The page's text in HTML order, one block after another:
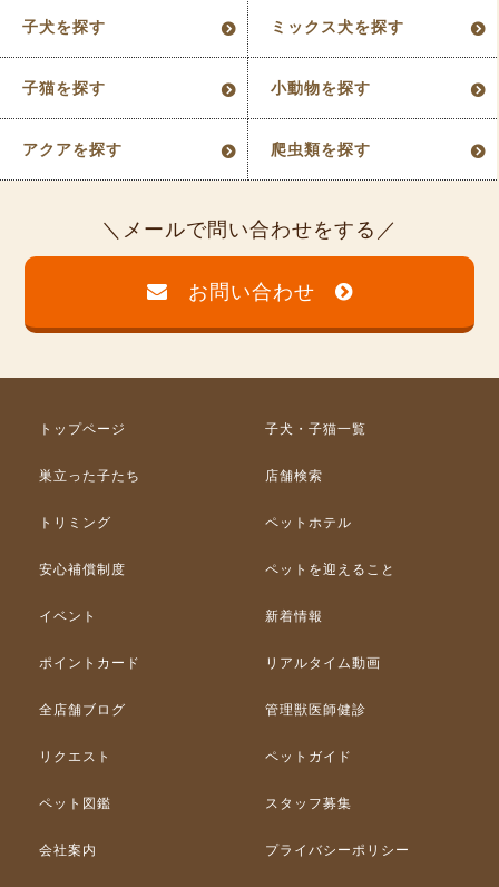
子犬を探す ミックス犬を探す
子猫を探す 小動物を探す
アクアを探す 爬虫類を探す
メールで問い合わせをする
お問い合わせ
トップページ 子犬・子猫一覧
巣立った子たち 店舗検索
トリミング ペットホテル
安心補償制度 ペットを迎えること
イベント 新着情報
ポイントカード リアルタイム動画
全店舗ブログ 管理獣医師健診
リクエスト ペットガイド
ペット図鑑 スタッフ募集
会社案内 プライバシーポリシー